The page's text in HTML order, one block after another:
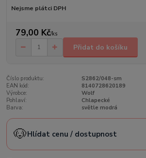
Nejsme plátci DPH
79,00 Kč/ks
Přidat do košíku
Číslo produktu:
S2862/048-sm
EAN kód:
8140728620189
Výrobce:
Wolf
Pohlaví:
Chlapecké
Barva:
světle modrá
🐶Hlídat cenu / dostupnost